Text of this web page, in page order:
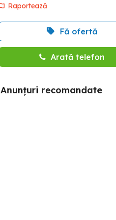
Raportează
Fă ofertă
Arată telefon
Anunțuri recomandate